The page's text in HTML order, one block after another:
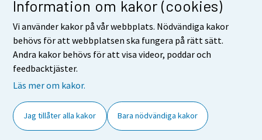
Information om kakor (cookies)
Vi använder kakor på vår webbplats. Nödvändiga kakor
behövs för att webbplatsen ska fungera på rätt sätt.
Andra kakor behövs för att visa videor, poddar och
feedbacktjäster.
Läs mer om kakor.
Jag tillåter alla kakor Bara nödvändiga kakor
Information om webbplatsen
Cookie-inställningar